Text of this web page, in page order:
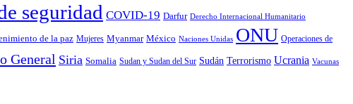
seguridad COVID-19 Darfur Derecho Internacional Humanitario
de la paz Mujeres Myanmar México Naciones Unidas ONU Operaciones de
General Siria Somalia Sudan y Sudan del Sur Sudán Terrorismo Ucrania Vacunas